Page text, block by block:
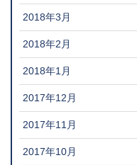
2018年3月
2018年2月
2018年1月
2017年12月
2017年11月
2017年10月